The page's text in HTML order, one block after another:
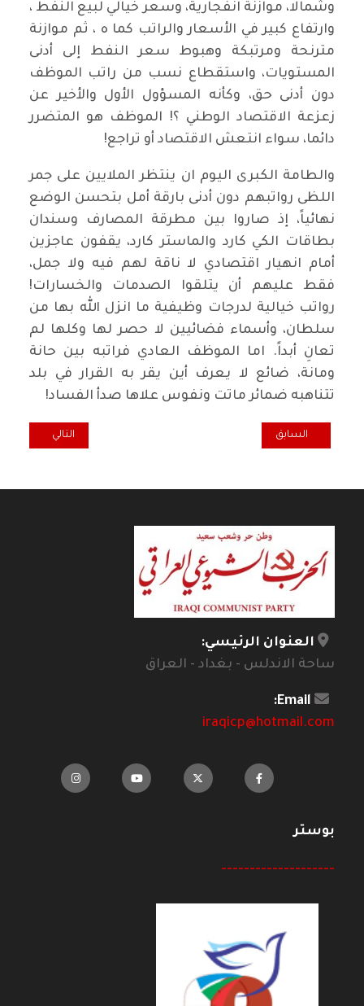
وشمالا، موازنة انفجارية، وسعر خيالي لبيع النفط ،
وارتفاع كبير في الأسعار والراتب كما ه ، ثم موازنة
مترنحة ومرتبكة وهبوط سعر النفط إلى أدنى
المستويات، واستقطاع نسب من راتب الموظف
دون أدنى حق، وكأنه المسؤول الأول والأخير عن
زعزعة الاقتصاد الوطني ؟! الموظف هو المتضرر
دائما، سواء انتعش الاقتصاد أو تراجع!
والطامة الكبرى اليوم ان ينتظر الملايين على جمر
اللظى رواتبهم دون أدنى بارقة أمل بتحسن الوضع
نهائياً، إذ صاروا بين مطرقة المصارف وسندان
بطاقات الكي كارد والماستر كارد، يقفون عاجزين
أمام انهيار اقتصادي لا ناقة لهم فيه ولا جمل،
فقط عليهم أن يتلقوا الصدمات والخسارات!
رواتب خيالية لدرجات وظيفية ما انزل الله بها من
سلطان، وأسماء فضائيين لا حصر لها وكلها لم
تعانِ أبداً. اما الموظف العادي فراتبه بين حانة
ومانة، ضائع لا يعرف أين يقر به القرار في بلد
تتناهبه ضمائر ماتت ونفوس علاها صدأ الفساد!
المقال السابق: اضاءة... حصر السلاح مطلب لا يتجزأ
السابق المقال التالي:
التالي
العنوان الرئيسي:
ساحة الاندلس - بغداد - العراق
Email:
iraqicp@hotmail.com
بوستر
--------------------